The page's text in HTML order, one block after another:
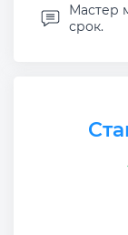
Мастер
срок.